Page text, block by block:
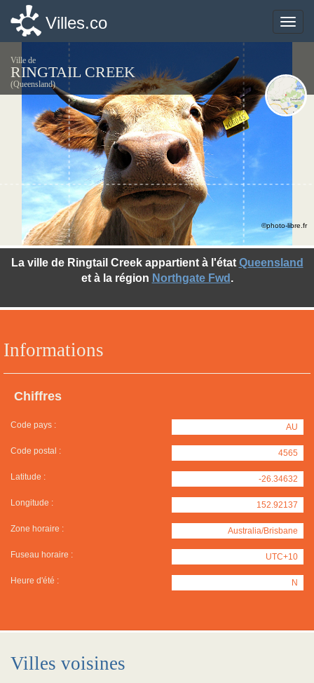
Toggle
Villes.co
Ville de
RINGTAIL CREEK
(Queensland)
Informations
Chiffres
Code pays : AU
Code postal : 4565
Latitude : -26.34632
Longitude : 152.92137
Zone horaire : Australia/Brisbane
Fuseau horaire : UTC+10
Heure d'été : N
La ville de Ringtail Creek appartient à l'état Queensland
et à la région Northgate Fwd .
©photo-libre.fr
Villes voisines
Toggle
Villes.co